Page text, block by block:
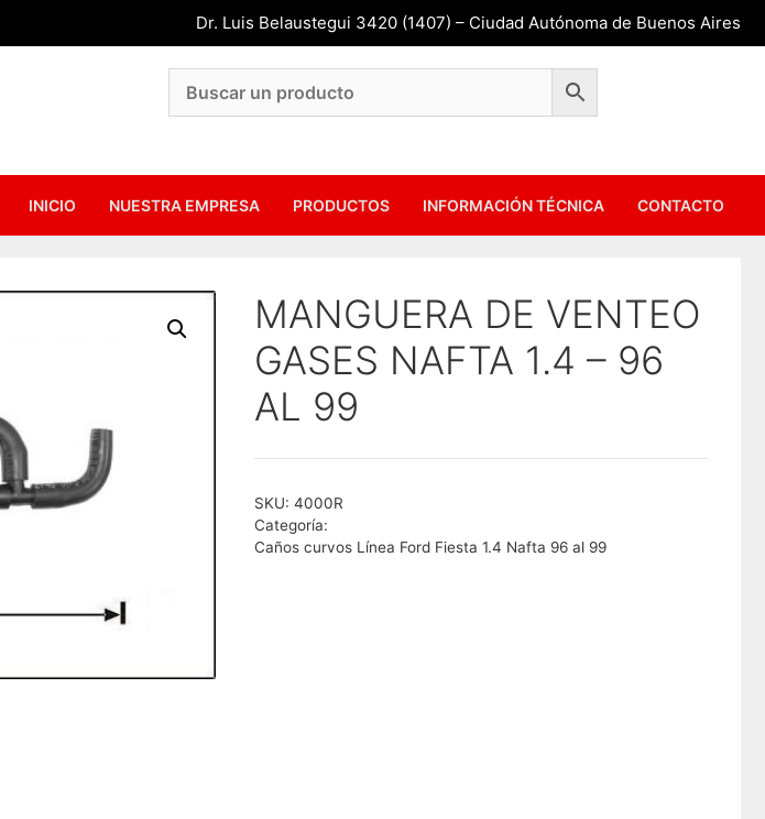
Dr. Luis Belaustegui 3420 (1407) – Ciudad Autónoma de Buenos Aires
INICIO NUESTRA EMPRESA PRODUCTOS INFORMACIÓN TÉCNICA CONTACTO
MANGUERA DE VENTEO
GASES NAFTA 1.4 – 96
AL 99
SKU:4000R
Categoría:
Caños curvos Línea Ford Fiesta 1.4 Nafta 96 al 99